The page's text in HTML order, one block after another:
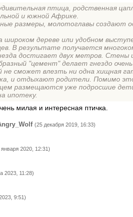
птица, родственная
и южной Африке.
размеры, молотоглавы создают
широком дереве или удобном
В результате получается
достигает двух метров. Стены
"цемент" делает гнездо
не сможет влезть ни одна хищная
и отдыхают родители. Помимо
размещаются уже подросшие
ипотеку.
милая и интересная птичка.
(25 декабря 2019, 16:33)
2020, 12:31)
2023, 11:28)
9:51)